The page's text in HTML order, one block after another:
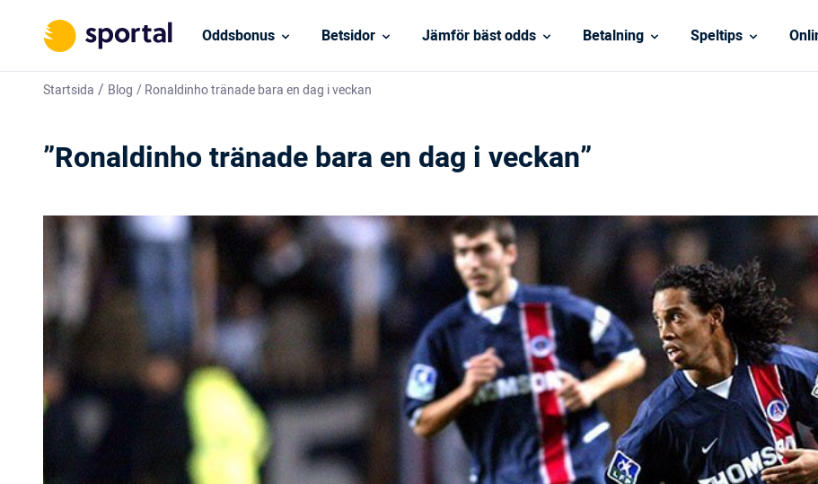
Oddsbonus Betsidor Jämför bäst odds Betalning Speltips
Startsida / Blog /Ronaldinho tränade bara en dag i veckan
”Ronaldinho tränade bara en dag i veckan”